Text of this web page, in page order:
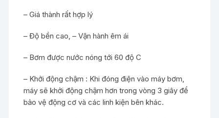
– Giá thành rất hợp lý
– Độ bền cao, – Vận hành êm ái
– Bơm được nước nóng tới 60 độ C
– Khởi động chậm : Khi đóng điện vào máy bơm,
máy sẽ khởi động chậm hơn trong vòng 3 giây để
bảo vệ động cơ và các linh kiện bên khác.